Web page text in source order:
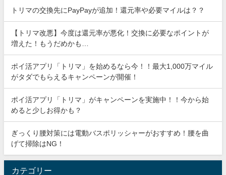
トリマの交換先にPayPayが追加！還元率や必要マイルは？？
【トリマ改悪】今度は還元率が悪化！交換に必要なポイントが
増えた！もうだめかも…
ポイ活アプリ「トリマ」を始めるなら今！！最大1,000万マイル
がタダでもらえるキャンペーンが開催！
ポイ活アプリ「トリマ」がキャンペーンを実施中！！今から始
めると少しお得かも？
ぎっくり腰対策には電動バスポリッシャーがおすすめ！腰を曲
げて掃除はNG！
カテゴリー